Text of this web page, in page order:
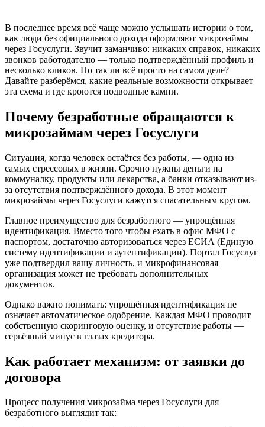
В последнее время всё чаще можно услышать истории о том,
как люди без официального дохода оформляют микрозаймы
через Госуслуги. Звучит заманчиво: никаких справок, никаких
звонков работодателю — только подтверждённый профиль и
несколько кликов. Но так ли всё просто на самом деле?
Давайте разберёмся, какие реальные возможности открывает
эта схема и где кроются подводные камни.
Почему безработные обращаются к
микрозаймам через Госуслуги
Ситуация, когда человек остаётся без работы, — одна из
самых стрессовых в жизни. Срочно нужны деньги на
коммуналку, продукты или лекарства, а банки отказывают из-
за отсутствия подтверждённого дохода. В этот момент
микрозаймы через Госуслуги кажутся спасательным кругом.
Главное преимущество для безработного — упрощённая
идентификация. Вместо того чтобы ехать в офис МФО с
паспортом, достаточно авторизоваться через ЕСИА (Единую
систему идентификации и аутентификации). Портал Госуслуг
уже подтвердил вашу личность, и микрофинансовая
организация может не требовать дополнительных
документов.
Однако важно понимать: упрощённая идентификация не
означает автоматическое одобрение. Каждая МФО проводит
собственную скоринговую оценку, и отсутствие работы —
серьёзный минус в глазах кредитора.
Как работает механизм: от заявки до
договора
Процесс получения микрозайма через Госуслуги для
безработного выглядит так: